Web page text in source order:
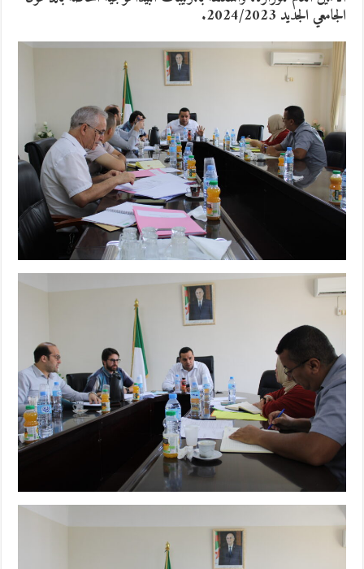
الجامعي الجديد 2024/2023
.